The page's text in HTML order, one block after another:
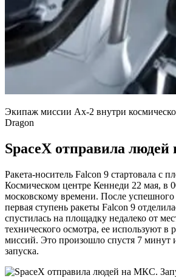
Экипаж миссии Ax-2 внутри
Dragon
SpaceX отправила
Ракета-носитель Falcon 9 стартовала с
Космическом центре Кеннеди 22 мая, в
московскому времени. После успешного
первая ступень ракеты Falcon 9
спустилась на площадку недалеко от
технического осмотра, ее используют в
миссий. Это произошло спустя 7 минут
запуска.